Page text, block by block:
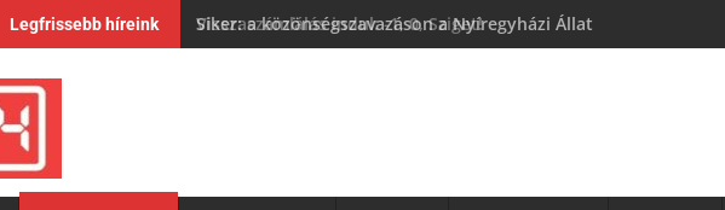
Legfrissebb híreink Siker: a közönségszavazáson a Nyíregyházi Állatpark lett a